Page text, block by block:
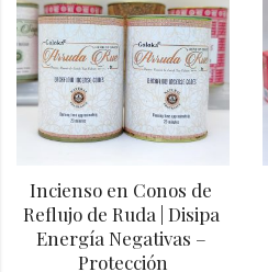
Incienso en Conos de
Reflujo de Ruda | Disipa
Energía Negativas –
Protección